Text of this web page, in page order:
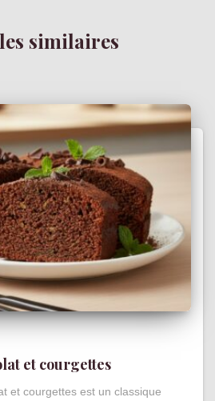
similaires
et courgettes
et courgettes est un classique